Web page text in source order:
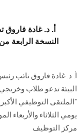
أ. د. غادة
النسخة الرابعة
أ. د. غادة فاروق نائب
البيئة تدعو طلاب
مركز التوظيف